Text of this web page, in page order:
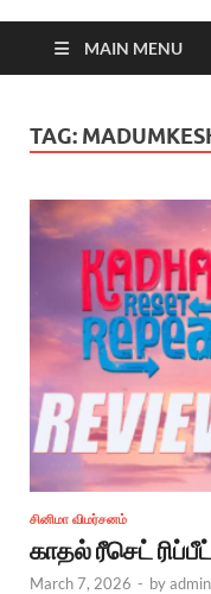
MAIN MENU
TAG:
சினிமா விமர்சனம்
காதல் ரீசெட்
March 7, 2026 - byadmin